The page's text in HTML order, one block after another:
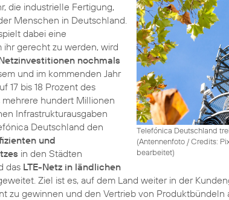
Telefónica Deutschland
(Antennenfoto / Credits:
bearbeitet)
die industrielle Fertigung,
Menschen in Deutschland.
dabei eine
gerecht zu werden, wird
nochmals
und im kommenden Jahr
17 bis 18 Prozent des
mehrere hundert Millionen
Infrastrukturausgaben
Deutschland den
und
in den Städten
das LTE-Netz in ländlichen
Ziel ist es, auf dem Land weiter in der
zu gewinnen und den Vertrieb von Produktbündeln